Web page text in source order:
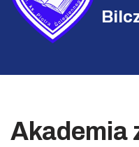
Akademia